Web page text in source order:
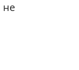
не